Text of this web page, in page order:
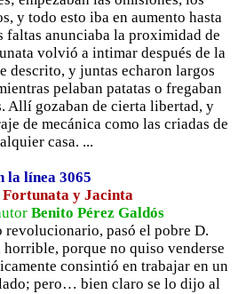
y todo esto iba en aumento hasta
faltas anunciaba la proximidad de
volvió a intimar después de la
descrito, y juntas echaron largos
pelaban patatas o fregaban
Allí gozaban de cierta libertad, y
de mecánica como las criadas de
casa. ...
la línea 3065
Fortunata y Jacinta
Benito Pérez Galdós
revolucionario, pasó el pobre D.
porque no quiso venderse
consintió en trabajar en un
pero… bien claro se lo dijo al